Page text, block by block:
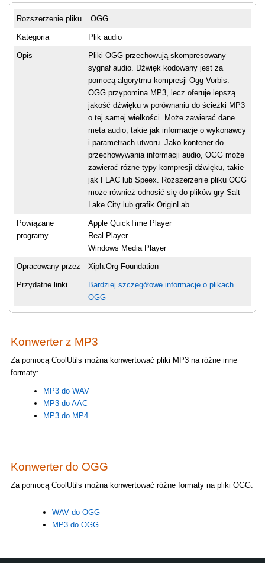
Rozszerzenie pliku .OGG
Kategoria Plik audio
Opis
Pliki OGG przechowują skompresowany
sygnał audio. Dźwięk kodowany jest za
pomocą algorytmu kompresji Ogg Vorbis.
OGG przypomina MP3, lecz oferuje lepszą
jakość dźwięku w porównaniu do ścieżki MP3
o tej samej wielkości. Może zawierać dane
meta audio, takie jak informacje o wykonawcy
i parametrach utworu. Jako kontener do
przechowywania informacji audio, OGG może
zawierać różne typy kompresji dźwięku, takie
jak FLAC lub Speex. Rozszerzenie pliku OGG
może również odnosić się do plików gry Salt
Lake City lub grafik OriginLab.
Powiązane
programy
Apple QuickTime Player
Real Player
Windows Media Player
Opracowany przez Xiph.Org Foundation
Przydatne linki
Bardziej szczegółowe informacje o plikach
OGG
Konwerter z MP3
Za pomocą CoolUtils można konwertować pliki MP3 na różne inne
formaty:
MP3 do WAV
MP3 do AAC
MP3 do MP4
Konwerter do OGG
Za pomocą CoolUtils można konwertować różne formaty na pliki OGG:
WAV do OGG
MP3 do OGG